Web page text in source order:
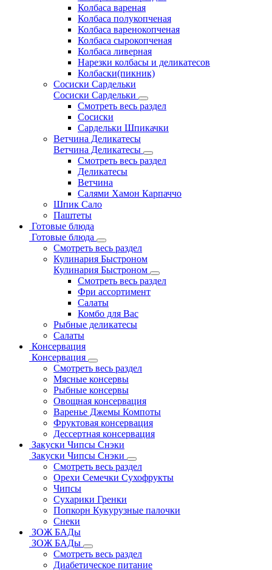
Колбаса вареная
Колбаса полукопченая
Колбаса варенокопченая
Колбаса сырокопченая
Колбаса ливерная
Нарезки колбасы и деликатесов
Колбаски(пикник)
Сосиски Сардельки
Сосиски Сардельки
Смотреть весь раздел
Сосиски
Сардельки Шпикачки
Ветчина Деликатесы
Ветчина Деликатесы
Смотреть весь раздел
Деликатесы
Ветчина
Салями Хамон Карпаччо
Шпик Сало
Паштеты
Готовые блюда
Готовые блюда
Смотреть весь раздел
Кулинария Быстроном
Кулинария Быстроном
Смотреть весь раздел
Фри ассортимент
Салаты
Комбо для Вас
Рыбные деликатесы
Салаты
Консервация
Консервация
Смотреть весь раздел
Мясные консервы
Рыбные консервы
Овощная консервация
Варенье Джемы Компоты
Фруктовая консервация
Дессертная консервация
Закуски Чипсы Снэки
Закуски Чипсы Снэки
Смотреть весь раздел
Орехи Семечки Сухофрукты
Чипсы
Сухарики Гренки
Попкорн Кукурузные палочки
Снеки
ЗОЖ БАДы
ЗОЖ БАДы
Смотреть весь раздел
Диабетическое питание